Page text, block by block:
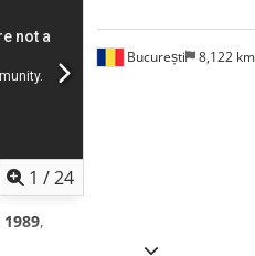
1 /24
București 8,122 km
1989,